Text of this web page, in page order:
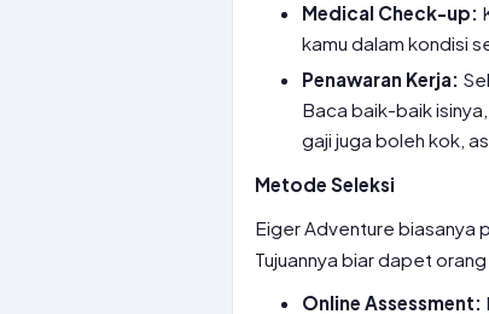
Medical Check-up:
kamu dalam kondisi
Penawaran Kerja:
Baca baik-baik
gaji juga boleh kok,
Metode Seleksi
Eiger Adventure biasanya
Tujuannya biar dapet
Online Assessment: